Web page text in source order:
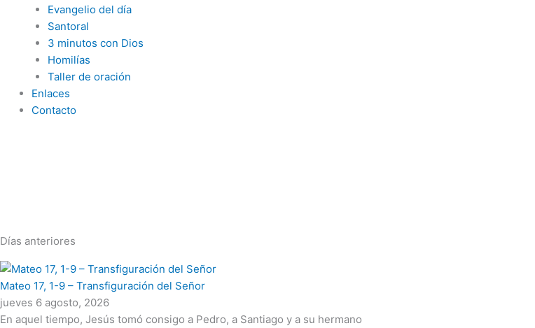
Evangelio del día
Santoral
3 minutos con Dios
Homilías
Taller de oración
Enlaces
Contacto
Días anteriores
Mateo 17, 1-9 – Transfiguración del Señor
jueves 6 agosto, 2026
En aquel tiempo, Jesús tomó consigo a Pedro, a Santiago y a su hermano
Página
Página
Página
Página
Página